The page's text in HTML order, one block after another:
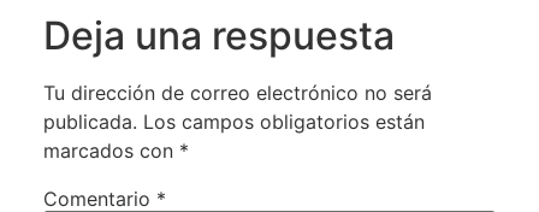
Deja una respuesta
Tu dirección de correo electrónico no será
publicada. Los campos obligatorios están
marcados con *
Comentario *